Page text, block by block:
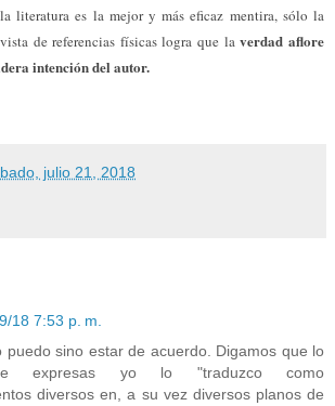
literatura es la mejor y más eficaz mentira, sólo la
de referencias físicas logra que laverdad aflore
intención del autor.
julio 21, 2018
18 7:53 p. m.
puedo sino estar de acuerdo. Digamos que lo
expresas yo lo "traduzco como
diversos en, a su vez diversos planos de